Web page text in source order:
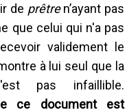
de prêtren’ayant pas
que celui qui n'a pas
validement le
à lui seul que la
pas infaillible.
ce document est